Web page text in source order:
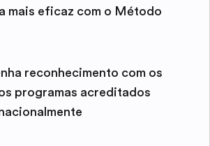
mais eficaz com o Método
reconhecimento com os
programas acreditados